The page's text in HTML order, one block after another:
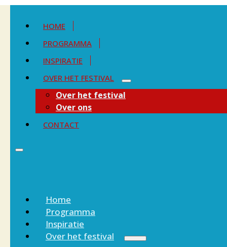
HOME
PROGRAMMA
INSPIRATIE
OVER HET FESTIVAL
Over het festival
Over ons
CONTACT
Home
Programma
Inspiratie
Over het festival